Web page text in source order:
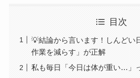
目次
💡結論から言います！しんどい
作業を減らす」が正解
私も毎日「今日は体が重い…」